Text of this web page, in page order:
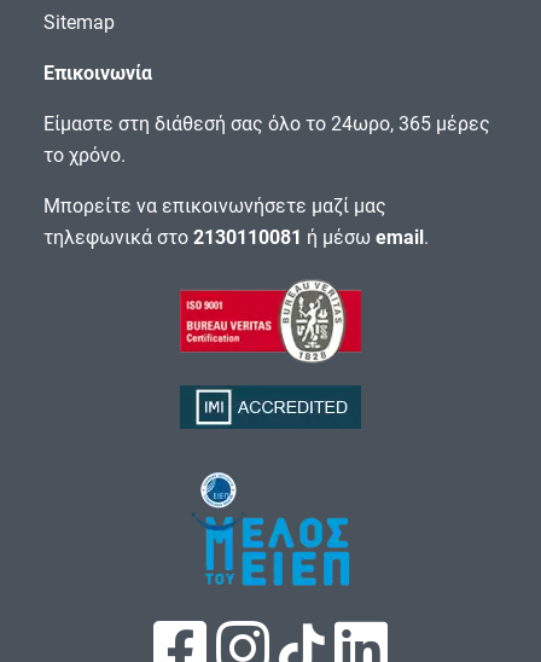
Sitemap
Επικοινωνία
Είμαστε στη διάθεσή σας όλο το 24ωρο, 365 μέρες
το χρόνο.
Μπορείτε να επικοινωνήσετε μαζί μας
τηλεφωνικά στο 2130110081 ή μέσω email.